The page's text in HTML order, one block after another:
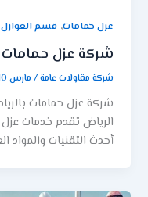
عزل حمامات,قسم العوازل
شركة عزل حمامات
شركة مقاولات عامة/ مارس 10, 2025
شركة عزل حمامات
الرياض تقدم خدمات عزل
أحدث التقنيات والمواد